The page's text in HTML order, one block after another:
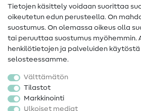
Tietoa omistajanvaihdoksesta
Peruutusoikeus
Suosittu
Kankaat
Ompelutarvikkeet
Tietojen käsittely voidaan suorittaa
oikeutetun edun perusteella. On
suostumus. On olemassa oikeus olla
tai peruuttaa suostumus myöhemmin.
henkilötietojen ja palveluiden käytöstä
selosteessamme.
Välttämätön
Tilastot
Markkinointi
Ulkoiset mediat